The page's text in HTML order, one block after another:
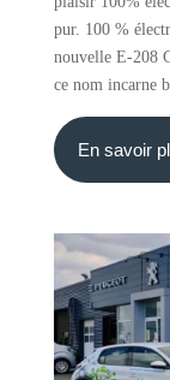
pur. 100 %
nouvelle E-208
ce nom incarne
En savoir